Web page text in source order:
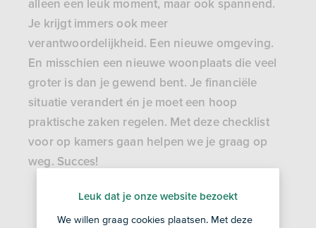
alleen een leuk moment, maar ook spannend.
Je krijgt immers ook meer
verantwoordelijkheid. Een nieuwe omgeving.
En misschien een nieuwe woonplaats die veel
groter is dan je gewend bent. Je financiële
situatie verandert én je moet een hoop
praktische zaken regelen. Met deze checklist
voor op kamers gaan helpen we je graag op
weg. Succes!
Leuk dat je onze website bezoekt
We willen graag cookies plaatsen. Met deze